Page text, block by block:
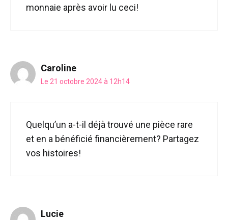
monnaie après avoir lu ceci!
Caroline
Le 21 octobre 2024 à 12h14
Quelqu’un a-t-il déjà trouvé une pièce rare
et en a bénéficié financièrement? Partagez
vos histoires!
Lucie